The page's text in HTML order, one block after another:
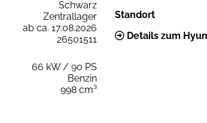
Schwarz
Zentrallager
ab ca. 17.08.2026
26501511
66 kW / 90 PS
Benzin
998 cm³
Standort
Details zum